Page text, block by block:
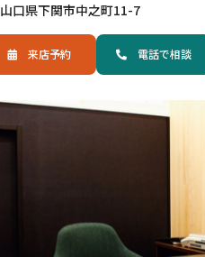
山口県下関市中之町11-7
来店予約 電話で相談